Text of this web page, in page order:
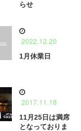
らせ
2022.12.20
1月休業日
2017.11.18
11月25日は満席
となっておりま